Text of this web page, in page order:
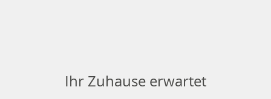
Ihr Zuhause erwartet